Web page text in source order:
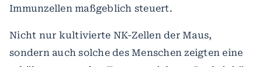
Immunzellen maßgeblich steuert.
Nicht nur kultivierte NK-Zellen der Maus,
sondern auch solche des Menschen zeigten eine